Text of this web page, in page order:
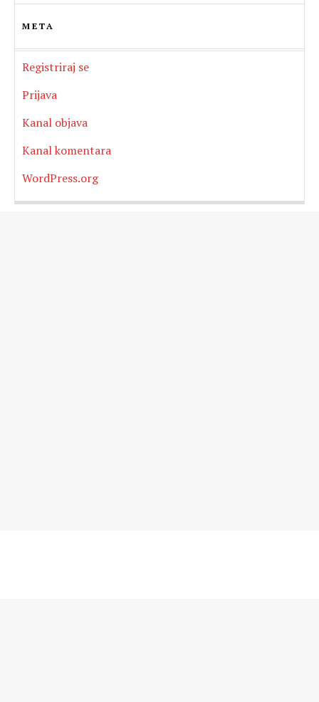
META
Registriraj se
Prijava
Kanal objava
Kanal komentara
WordPress.org